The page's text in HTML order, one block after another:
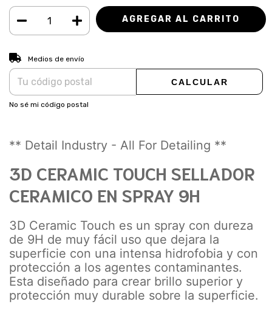
Entregas para el CP:
Medios de envío
CALCULAR
No sé mi código postal
** Detail Industry - All For Detailing **
3D CERAMIC TOUCH SELLADOR
CERAMICO EN SPRAY 9H
3D Ceramic Touch es un spray con dureza
de 9H de muy fácil uso que dejara la
superficie con una intensa hidrofobia y con
protección a los agentes contaminantes.
Esta diseñado para crear brillo superior y
protección muy durable sobre la superficie.